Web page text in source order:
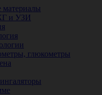
материалы
и УЗИ
глюкометры